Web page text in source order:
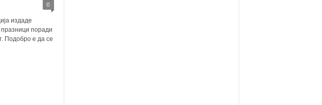
0
издаде
поради
Подобро е да се